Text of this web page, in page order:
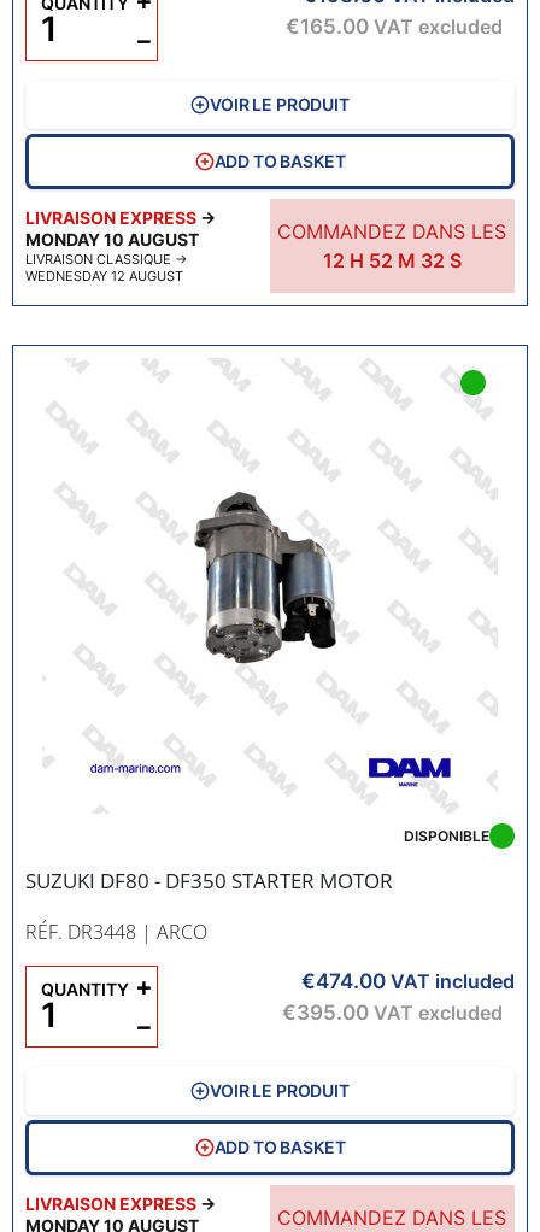
LIVRAISON EXPRESS →
MONDAY 10 AUGUST
LIVRAISON CLASSIQUE →
WEDNESDAY 12 AUGUST
COMMANDEZ DANS LES
12 H 52 M 31S
€165.00 VAT excluded
−
VOIR LE PRODUIT
ADD TO BASKET
SUZUKI DF80 - DF350 STARTER MOTOR
RÉF. DR3448 | ARCO
LIVRAISON EXPRESS →
MONDAY 10 AUGUST
COMMANDEZ DANS LES
DISPONIBLE
€474.00 VAT included
€395.00 VAT excluded
QUANTITY
−
+
VOIR LE PRODUIT
ADD TO BASKET